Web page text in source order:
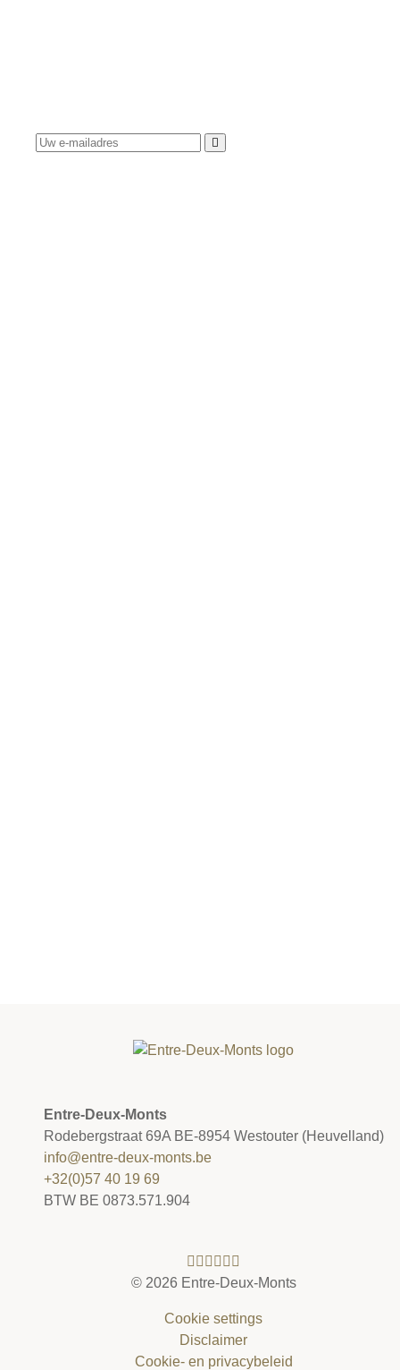
Entre-Deux-Monts
Rodebergstraat 69A BE-8954 Westouter (Heuvelland)
info@entre-deux-monts.be
+32(0)57 40 19 69
BTW BE 0873.571.904
© 2026 Entre-Deux-Monts
Cookie settings
Disclaimer
Cookie- en privacybeleid